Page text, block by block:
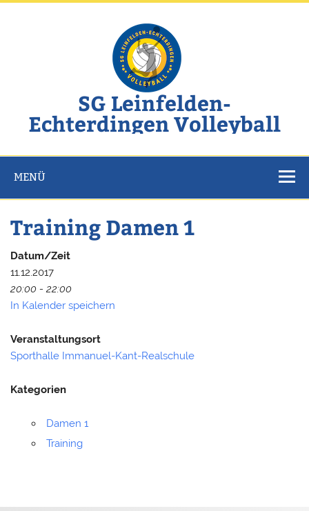
Zum
SG Leinfelden-
Echterdingen Volleyball
MENÜ
Training Damen 1
Datum/Zeit
11.12.2017
20:00 - 22:00
In Kalender speichern
Veranstaltungsort
Sporthalle Immanuel-Kant-Realschule
Kategorien
Damen 1
Training